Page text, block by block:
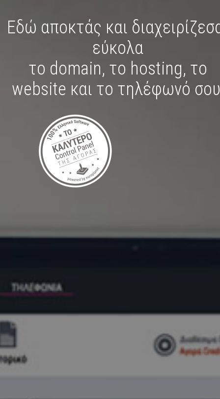
Εδώ αποκτάς και
εύκολα
το domain, το hosting, το
website και το τηλέφωνό σου